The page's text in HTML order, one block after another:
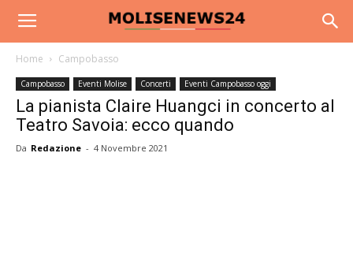
Home Campobasso
Campobasso Eventi Molise Concerti Eventi Campobasso oggi
La pianista Claire Huangci in concerto al
Teatro Savoia: ecco quando
Da Redazione - 4 Novembre 2021